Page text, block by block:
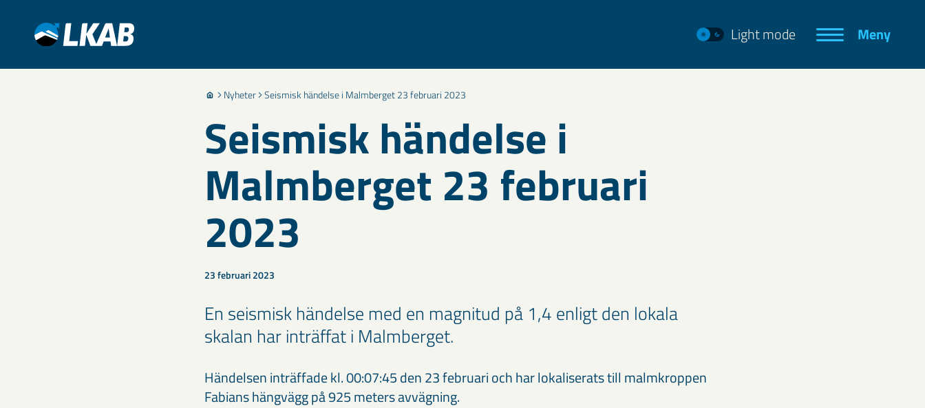
Light mode Meny
Nyheter Seismisk händelse i Malmberget 23 februari 2023
Seismisk händelse i
Malmberget 23 februari
2023
23 februari 2023
En seismisk händelse med en magnitud på 1,4 enligt den lokala
skalan har inträffat i Malmberget.
Händelsen inträffade kl. 00:07:45 den 23 februari och har lokaliserats till malmkroppen
Fabians hängvägg på 925 meters avvägning.